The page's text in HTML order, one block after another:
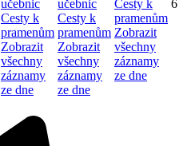
učebnic
Cesty k
pramenům
Zobrazit
všechny
záznamy
ze dne
učebnic
Cesty k
pramenům
Zobrazit
všechny
záznamy
ze dne
Cesty k
pramenům
Zobrazit
všechny
záznamy
ze dne
6